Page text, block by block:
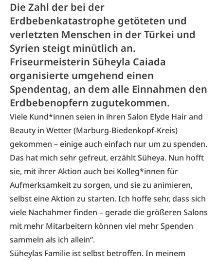
Die Zahl der bei der
Erdbebenkatastrophe getöteten und
verletzten Menschen in der Türkei und
Syrien steigt minütlich an.
Friseurmeisterin Süheyla Caiada
organisierte umgehend einen
Spendentag, an dem alle Einnahmen den
Erdbebenopfern zugutekommen.
Viele Kund*innen seien in ihren Salon Elyde Hair and
Beauty in Wetter (Marburg-Biedenkopf-Kreis)
gekommen – einige auch einfach nur um zu spenden.
Das hat mich sehr gefreut, erzählt Süheya. Nun hofft
sie, mit ihrer Aktion auch bei Kolleg*innen für
Aufmerksamkeit zu sorgen, und sie zu animieren,
selbst eine Aktion zu starten. Ich hoffe sehr, dass sich
viele Nachahmer finden – gerade die größeren Salons
mit mehr Mitarbeitern können viel mehr Spenden
sammeln als ich allein“.
Süheylas Familie ist selbst betroffen. In meinem